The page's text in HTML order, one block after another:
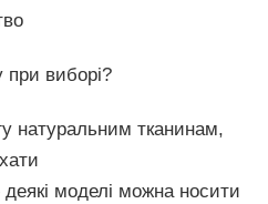
виборі?
натуральним тканинам,
моделі можна носити